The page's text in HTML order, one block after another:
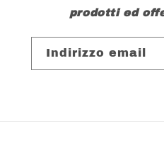
prodotti ed
Indirizzo email